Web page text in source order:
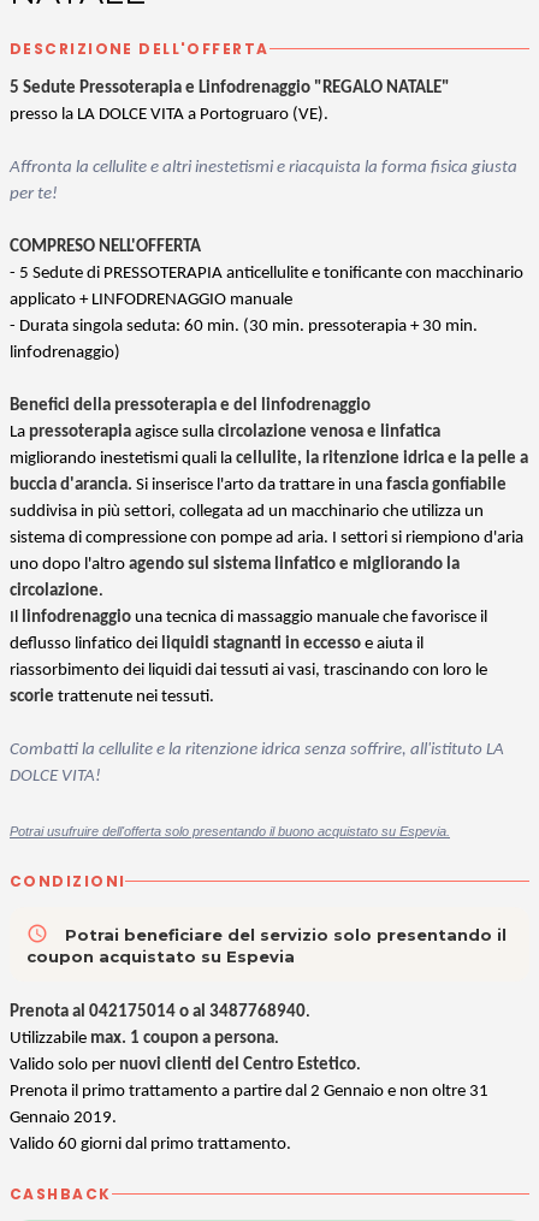
DESCRIZIONE DELL'OFFERTA
5 Sedute Pressoterapia e Linfodrenaggio "REGALO NATALE"
presso la LA DOLCE VITA a Portogruaro (VE).
Affronta la cellulite e altri inestetismi e riacquista la forma fisica giusta
per te!
COMPRESO NELL'OFFERTA
- 5 Sedute di PRESSOTERAPIA anticellulite e tonificante con macchinario
applicato + LINFODRENAGGIO manuale
- Durata singola seduta: 60 min. (30 min. pressoterapia + 30 min.
linfodrenaggio)
Benefici della pressoterapia e del linfodrenaggio
La pressoterapia agisce sulla circolazione venosa e linfatica
migliorando inestetismi quali la cellulite, la ritenzione idrica e la pelle a
buccia d'arancia. Si inserisce l'arto da trattare in una fascia gonfiabile
suddivisa in più settori, collegata ad un macchinario che utilizza un
sistema di compressione con pompe ad aria. I settori si riempiono d'aria
uno dopo l'altro agendo sul sistema linfatico e migliorando la
circolazione.
linfodrenaggio una tecnica di massaggio manuale che favorisce il
deflusso linfatico dei liquidi stagnanti in eccesso e aiuta il
riassorbimento dei liquidi dai tessuti ai vasi, trascinando con loro le
scorie trattenute nei tessuti.
Combatti la cellulite e la ritenzione idrica senza soffrire, all'istituto LA
DOLCE VITA!
Potrai usufruire dell'offerta solo presentando il buono acquistato su Espevia.
CONDIZIONI
access_time
Potrai beneficiare del servizio solo presentando il
coupon acquistato su Espevia
Prenota al 042175014 o al 3487768940.
Utilizzabile max. 1 coupon a persona.
Valido solo per nuovi clienti del Centro Estetico.
Prenota il primo trattamento a partire dal 2 Gennaio e non oltre 31
Gennaio 2019.
Valido 60 giorni dal primo trattamento.
CASHBACK